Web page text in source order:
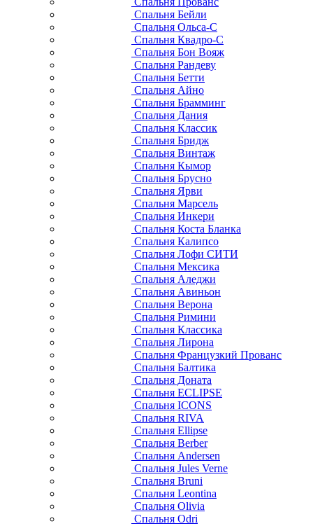
Спальня Бейли
Спальня Ольса-С
Спальня Квадро-С
Спальня Бон Вояж
Спальня Рандеву
Спальня Бетти
Спальня Айно
Спальня Брамминг
Спальня Дания
Спальня Классик
Спальня Бридж
Спальня Винтаж
Спальня Кымор
Спальня Брусно
Спальня Ярви
Спальня Марсель
Спальня Инкери
Спальня Коста Бланка
Спальня Калипсо
Спальня Лофи СИТИ
Спальня Мексика
Спальня Аледжи
Спальня Авиньон
Спальня Верона
Спальня Римини
Спальня Классика
Спальня Лирона
Спальня Французкий Прованс
Спальня Балтика
Спальня Доната
Спальня ECLIPSE
Спальня ICONS
Спальня RIVA
Спальня Ellipse
Спальня Berber
Спальня Andersen
Спальня Jules Verne
Спальня Bruni
Спальня Leontina
Спальня Olivia
Спальня Odri